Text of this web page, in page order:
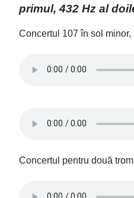
primul, 432 Hz al
Concertul 107 în sol minor,
Concertul pentru două